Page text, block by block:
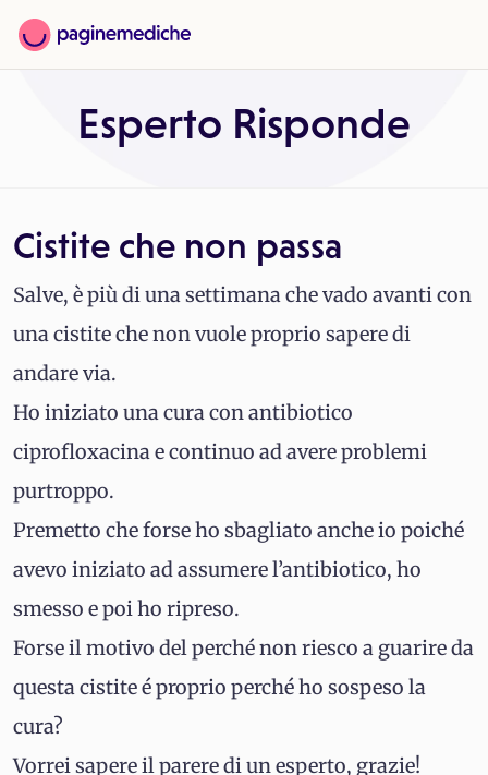
Esperto Risponde
Cistite che non passa
Salve, è più di una settimana che vado avanti con
una cistite che non vuole proprio sapere di
andare via.
Ho iniziato una cura con antibiotico
ciprofloxacina e continuo ad avere problemi
purtroppo.
Premetto che forse ho sbagliato anche io poiché
avevo iniziato ad assumere l’antibiotico, ho
smesso e poi ho ripreso.
Forse il motivo del perché non riesco a guarire da
questa cistite é proprio perché ho sospeso la
cura?
Vorrei sapere il parere di un esperto, grazie!